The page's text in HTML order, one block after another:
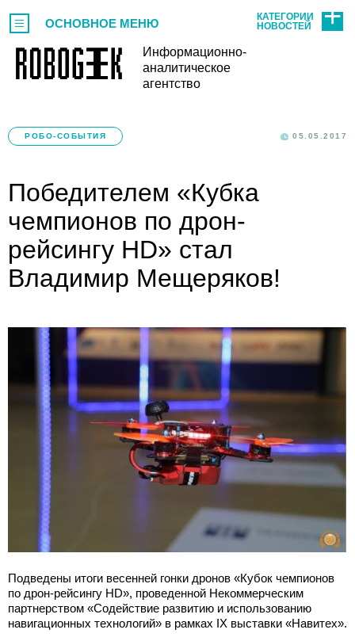
Информационно-
аналитическое
агентство
ОСНОВНОЕ МЕНЮ
КАТЕГОРИИ
НОВОСТЕЙ
РОБО-СОБЫТИЯ 05.05.2017
Победителем «Кубка
чемпионов по дрон-
рейсингу HD» стал
Владимир Мещеряков!
Подведены итоги весенней гонки дронов «Кубок чемпионов
по дрон-рейсингу HD», проведенной Некоммерческим
партнерством «Содействие развитию и использованию
навигационных технологий» в рамках IX выставки «Навитех».